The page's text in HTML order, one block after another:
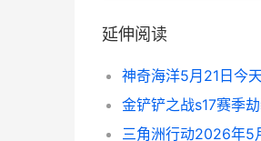
延伸阅读
神奇海洋5月21日今